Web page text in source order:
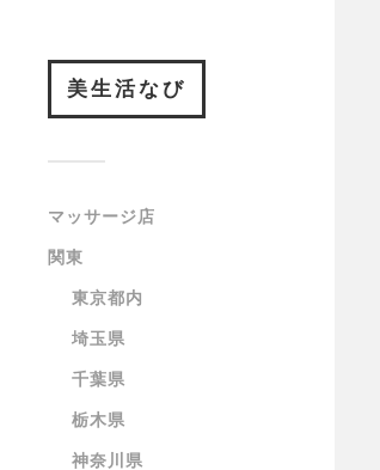
美生活なび
マッサージ店
関東
東京都内
埼玉県
千葉県
栃木県
神奈川県